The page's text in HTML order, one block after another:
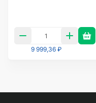
9 999,36 ₽